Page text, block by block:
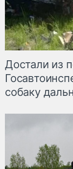
Достали из
собаку